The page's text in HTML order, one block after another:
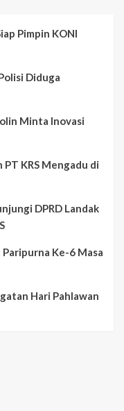
Pimpin KONI
Diduga
Minta Inovasi
KRS Mengadu di
DPRD Landak
Paripurna Ke-6 Masa
Hari Pahlawan